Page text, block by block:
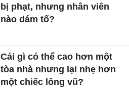
bị phạt, nhưng nhân viên
nào dám tố?
Cái gì có thể cao hơn một
tòa nhà nhưng lại nhẹ hơn
một chiếc lông vũ?